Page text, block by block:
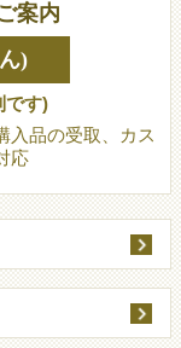
案内
)
です)
入品の受取、カス
応